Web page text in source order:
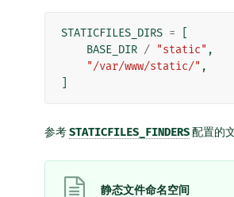
STATICFILES_DIRS =
BASE_DIR / "static" ,
"/var/www/static/" ,
参考STATICFILES_FINDERS配置的
静态文件命名空间